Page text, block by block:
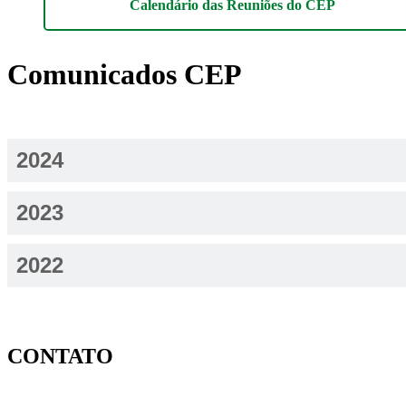
Calendário das Reuniões do CEP
Comunicados CEP
2024
2023
2022
CONTATO